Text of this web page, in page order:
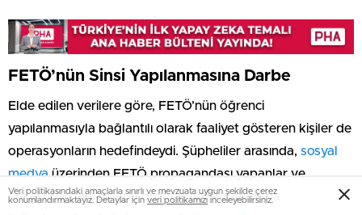
FETÖ’nün Sinsi Yapılanmasına Darbe
Elde edilen verilere göre, FETÖ’nün öğrenci
yapılanmasıyla bağlantılı olarak faaliyet gösteren kişiler de
operasyonların hedefindeydi. Şüpheliler arasında, sosyal
medya üzerinden FETÖ propagandası yapanlar ve
ankesörlü telefonlarla örgüt içindeki şahıslarla
Veri politikasındaki amaçlarla sınırlı ve mevzuata uygun şekilde çerez
konumlandırmaktayız. Detaylar için veri politikamızı inceleyebilirsiniz.